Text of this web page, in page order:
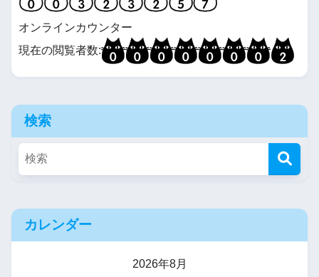
オンラインカウンター
現在の閲覧者数:
検索
カレンダー
2026年8月